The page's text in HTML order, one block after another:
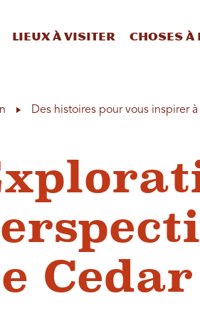
Lieux à visiter Choses
Des histoires pour vous inspirer